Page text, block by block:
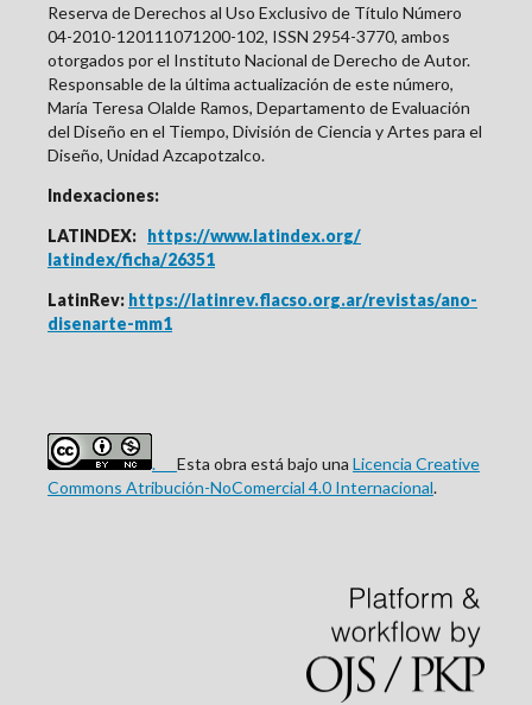
Reserva de Derechos al Uso Exclusivo de Título Número
04-2010-120111071200-102, ISSN 2954-3770, ambos
otorgados por el Instituto Nacional de Derecho de Autor.
Responsable de la última actualización de este número,
María Teresa Olalde Ramos, Departamento de Evaluación
del Diseño en el Tiempo, División de Ciencia y Artes para el
Diseño, Unidad Azcapotzalco.
Indexaciones:
LATINDEX: https://www.latindex.org/
latindex/ficha/26351
LatinRev: https://latinrev.flacso.org.ar/revistas/ano-
disenarte-mm1
. Esta obra está bajo una Licencia Creative
Commons Atribución-NoComercial 4.0 Internacional.